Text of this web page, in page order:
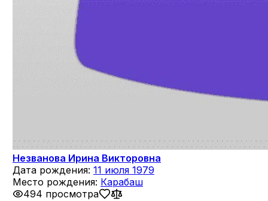
Незванова Ирина Викторовна
Дата рождения: 11 июля 1979
Место рождения: Карабаш
494 просмотра